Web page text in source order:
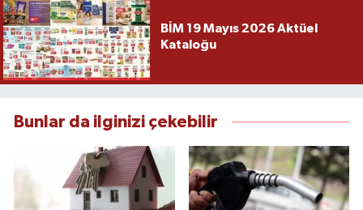
BİM 19 Mayıs 2026 Aktüel
Kataloğu
Bunlar da ilginizi çekebilir